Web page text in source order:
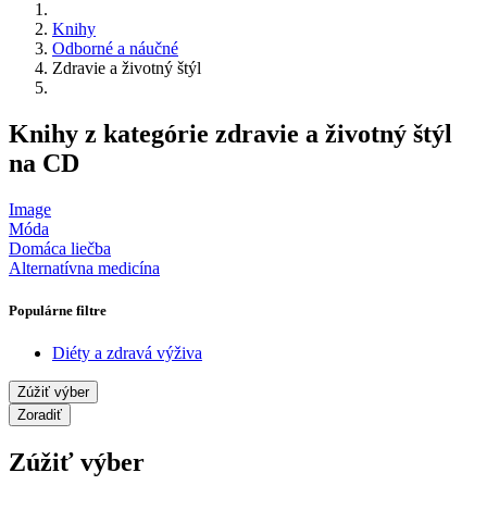
Knihy
Odborné a náučné
Zdravie a životný štýl
Knihy z kategórie zdravie a životný štýl
na CD
Image
Móda
Domáca liečba
Alternatívna medicína
Populárne filtre
Diéty a zdravá výživa
Zúžiť výber
Zoradiť
Zúžiť výber